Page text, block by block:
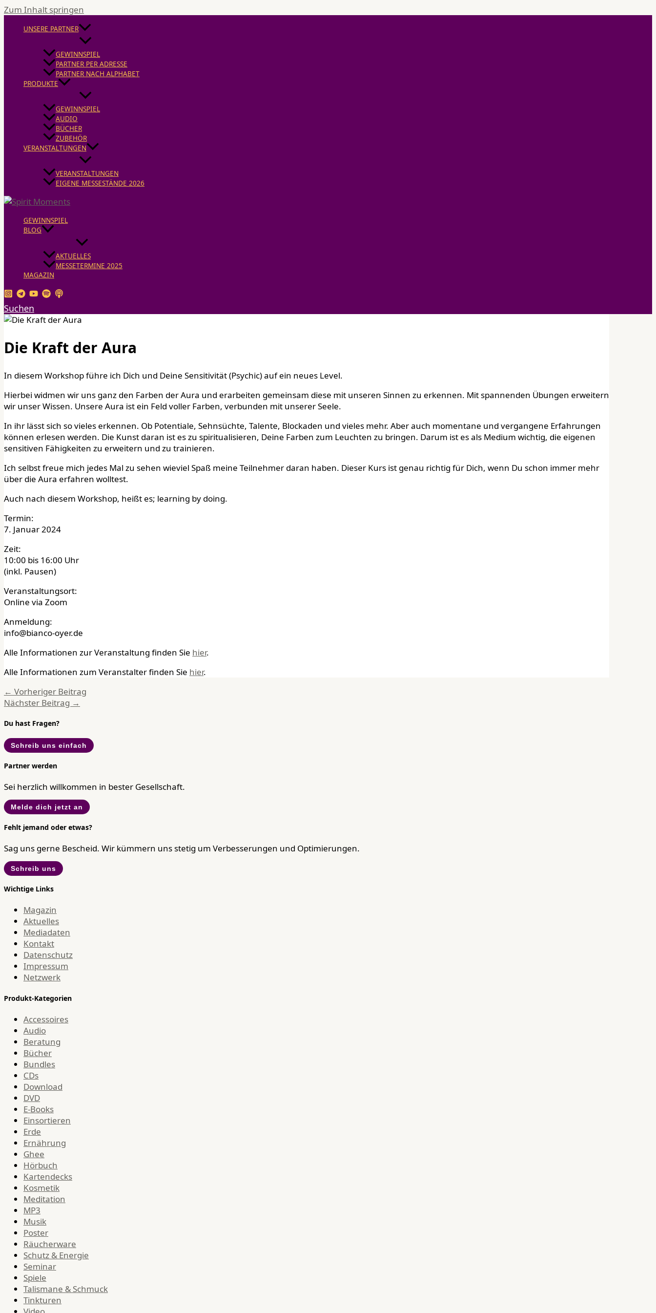
Zum Inhalt springen
UNSERE PARTNER
GEWINNSPIEL
PARTNER PER ADRESSE
PARTNER NACH ALPHABET
PRODUKTE
GEWINNSPIEL
AUDIO
BÜCHER
ZUBEHÖR
VERANSTALTUNGEN
VERANSTALTUNGEN
EIGENE MESSESTÄNDE 2026
GEWINNSPIEL
BLOG
AKTUELLES
MESSETERMINE 2025
MAGAZIN
Suchen
Die Kraft der Aura
In diesem Workshop führe ich Dich und Deine Sensitivität (Psychic) auf ein neues Level.
Hierbei widmen wir uns ganz den Farben der Aura und erarbeiten gemeinsam diese mit unseren Sinnen zu erkennen. Mit spannenden Übungen erweitern
wir unser Wissen. Unsere Aura ist ein Feld voller Farben, verbunden mit unserer Seele.
In ihr lässt sich so vieles erkennen. Ob Potentiale, Sehnsüchte, Talente, Blockaden und vieles mehr. Aber auch momentane und vergangene Erfahrungen
können erlesen werden. Die Kunst daran ist es zu spiritualisieren, Deine Farben zum Leuchten zu bringen. Darum ist es als Medium wichtig, die eigenen
sensitiven Fähigkeiten zu erweitern und zu trainieren.
Ich selbst freue mich jedes Mal zu sehen wieviel Spaß meine Teilnehmer daran haben. Dieser Kurs ist genau richtig für Dich, wenn Du schon immer mehr
über die Aura erfahren wolltest.
Auch nach diesem Workshop, heißt es; learning by doing.
Termin:
7. Januar 2024
​Zeit:
10:00 bis 16:00 Uhr
(inkl. Pausen)
Veranstaltungsort:
Online via Zoom
Anmeldung:
info@bianco-oyer.de
Alle Informationen zur Veranstaltung finden Sie hier.
Alle Informationen zum Veranstalter finden Sie hier.
← Vorheriger Beitrag
Nächster Beitrag →
Du hast Fragen?
Schreib uns einfach
Partner werden
Sei herzlich willkommen in bester Gesellschaft.
Melde dich jetzt an
Fehlt jemand oder etwas?
Sag uns gerne Bescheid. Wir kümmern uns stetig um Verbesserungen und Optimierungen.
Schreib uns
Wichtige Links
Magazin
Aktuelles
Mediadaten
Kontakt
Datenschutz
Impressum
Netzwerk
Produkt-Kategorien
Accessoires
Audio
Beratung
Bücher
Bundles
CDs
Download
DVD
E-Books
Einsortieren
Erde
Ernährung
Ghee
Hörbuch
Kartendecks
Kosmetik
Meditation
MP3
Musik
Poster
Räucherware
Schutz & Energie
Seminar
Spiele
Talismane & Schmuck
Tinkturen